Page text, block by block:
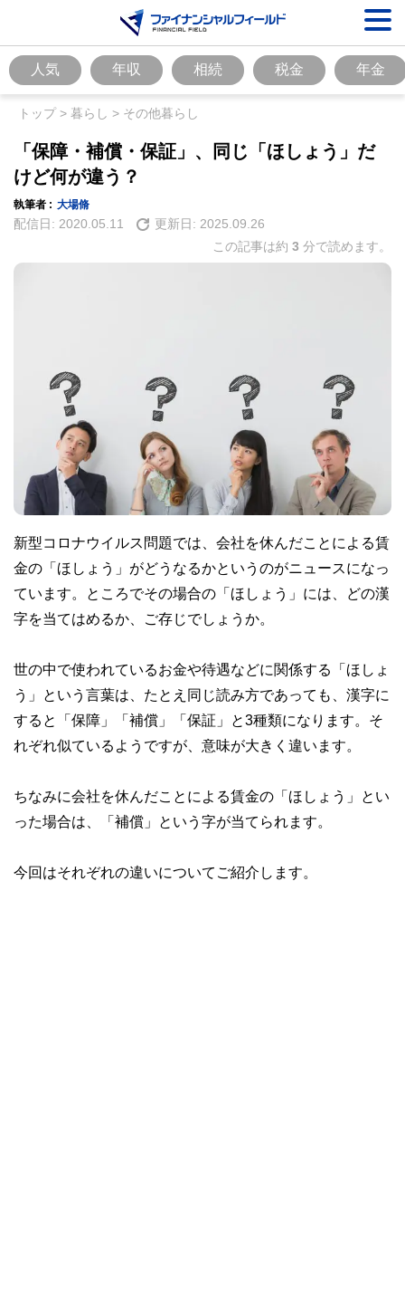
人気 年収 相続 税金 年金
トップ> 暮らし > その他暮らし
「保障・補償・保証」、同じ「ほしょう」だ
けど何が違う？
執筆者 : 大場脩
配信日: 2020.05.11 更新日: 2025.09.26
この記事は約 3 分で読めます。
新型コロナウイルス問題では、会社を休んだことによる賃
金の「ほしょう」がどうなるかというのがニュースになっ
ています。ところでその場合の「ほしょう」には、どの漢
字を当てはめるか、ご存じでしょうか。
世の中で使われているお金や待遇などに関係する「ほしょ
う」という言葉は、たとえ同じ読み方であっても、漢字に
すると「保障」「補償」「保証」と3種類になります。そ
れぞれ似ているようですが、意味が大きく違います。
ちなみに会社を休んだことによる賃金の「ほしょう」とい
った場合は、「補償」という字が当てられます。
今回はそれぞれの違いについてご紹介します。